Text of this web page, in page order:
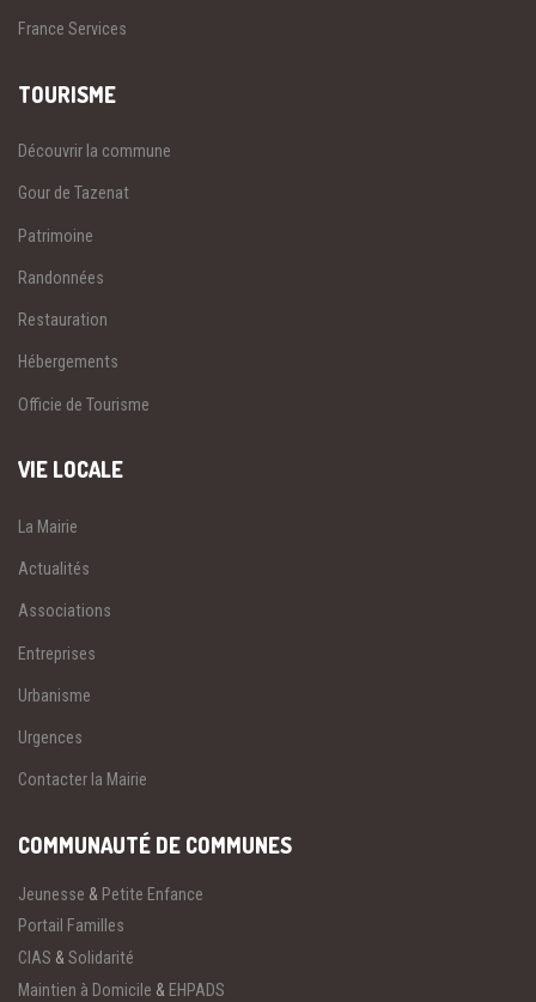
France Services
TOURISME
Découvrir la commune
Gour de Tazenat
Patrimoine
Randonnées
Restauration
Hébergements
Officie de Tourisme
VIE LOCALE
La Mairie
Actualités
Associations
Entreprises
Urbanisme
Urgences
Contacter la Mairie
COMMUNAUTÉ DE COMMUNES
Jeunesse & Petite Enfance
Portail Familles
CIAS & Solidarité
Maintien à Domicile & EHPADS